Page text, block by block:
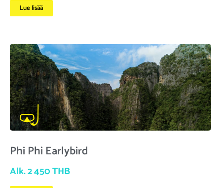
Lue lisää
Phi Phi Earlybird
Alk. 2 450 THB